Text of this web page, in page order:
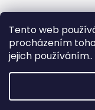
Tento web
procházením
jejich